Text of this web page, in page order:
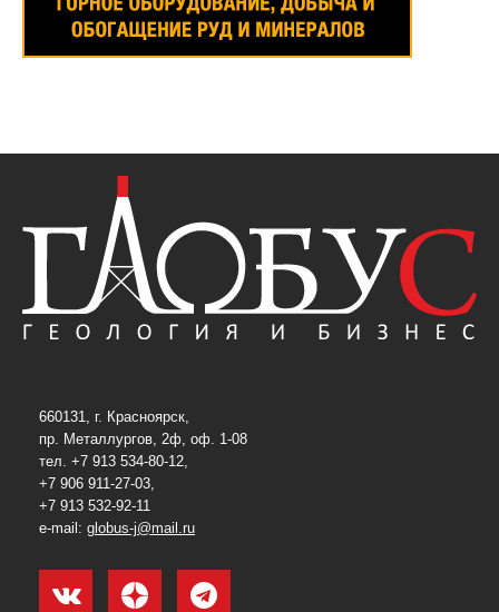
660131, г. Красноярск,
пр. Металлургов, 2ф, оф. 1-08
тел. +7 913 534-80-12,
+7 906 911-27-03,
+7 913 532-92-11
e-mail: globus-j@mail.ru